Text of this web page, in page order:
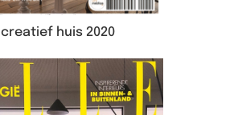
creatief huis 2020